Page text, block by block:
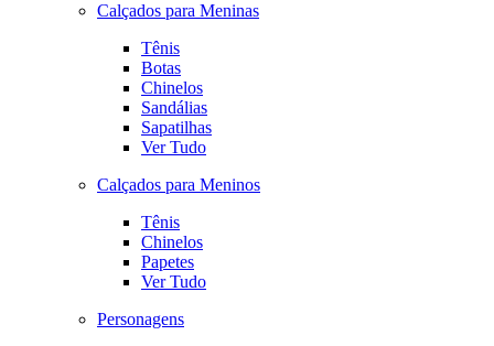
Calçados para Meninas
Tênis
Botas
Chinelos
Sandálias
Sapatilhas
Ver Tudo
Calçados para Meninos
Tênis
Chinelos
Papetes
Ver Tudo
Personagens